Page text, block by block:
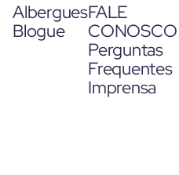
Albergues
Blogue
FALE
CONOSCO
Perguntas
Frequentes
Imprensa